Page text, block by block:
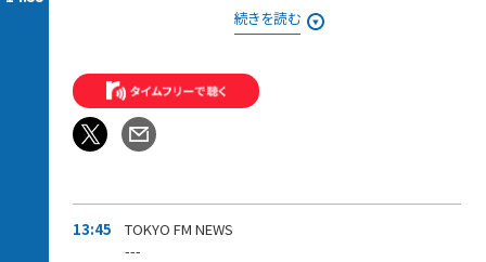
それでも、お取り寄せの旅は終わらない・・・！
東京にいながらにしてうまいものをお取り寄せできる、このすば
知っていれば、ギフトに、家族や仲間と一緒に、自分へのご褒美
に、
いろんなシーンで役に立つお取り寄せの逸品を紹介。
◆13時55分ごろ〜ゲスト：5人組メンズグループ「Crimson Crat
Crat Clan」から、
「ターゴ・C・マーキス」さんと「ミナト・C・エンペラー 」さん が登
続きを読む
13:45
TOKYO FM NEWS
---